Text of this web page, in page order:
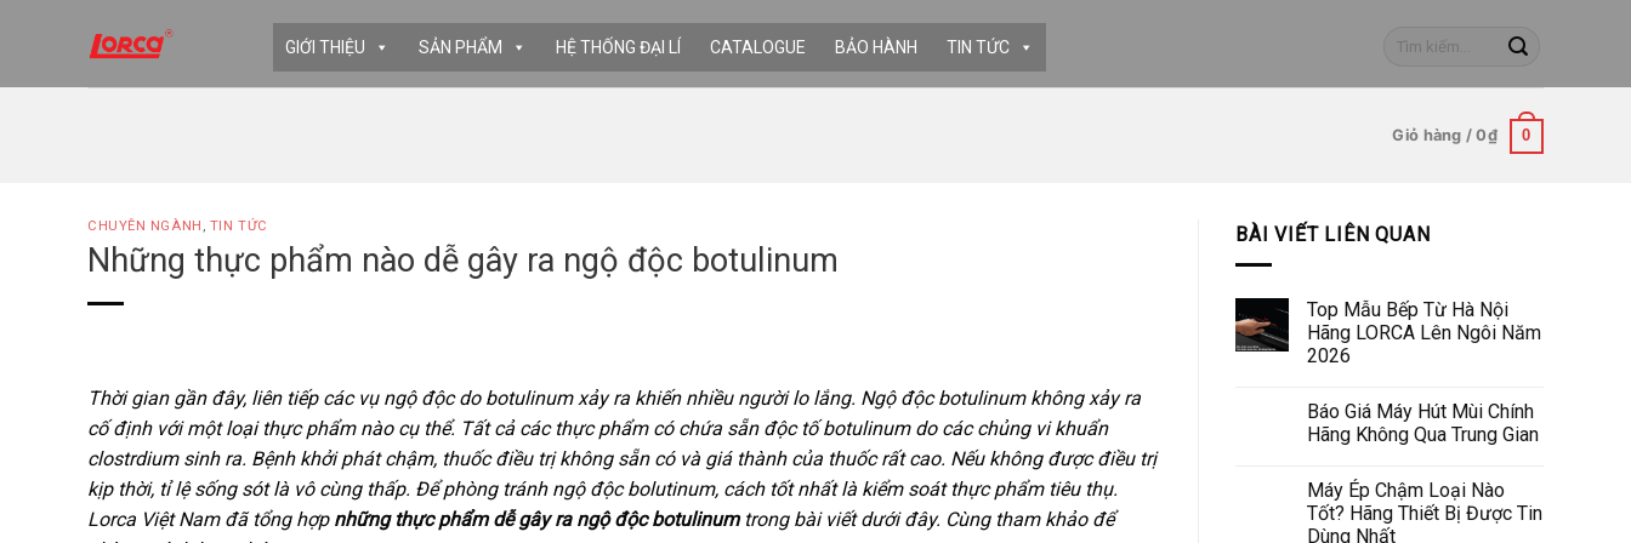
GIỚI THIỆU SẢN PHẨM HỆ THỐNG ĐẠI LÍ CATALOGUE BẢO HÀNH TIN TỨC
Tìm
Giỏ hàng /0₫ 0
CHUYÊN NGÀNH , TIN TỨC
Những thực phẩm nào dễ gây ra ngộ độc botulinum
Thời gian gần đây, liên tiếp các vụ ngộ độc do botulinum xảy ra khiến nhiều người lo lắng. Ngộ độc botulinum không xảy ra
cố định với một loại thực phẩm nào cụ thể. Tất cả các thực phẩm có chứa sẵn độc tố botulinum do các chủng vi khuẩn
clostrdium sinh ra. Bệnh khởi phát chậm, thuốc điều trị không sẵn có và giá thành của thuốc rất cao. Nếu không được điều trị
kịp thời, tỉ lệ sống sót là vô cùng thấp. Để phòng tránh ngộ độc bolutinum, cách tốt nhất là kiểm soát thực phẩm tiêu thụ.
Lorca Việt Nam đã tổng hợp những thực phẩm dễ gây ra ngộ độc botulinumtrong bài viết dưới đây. Cùng tham khảo để
BÀI VIẾT LIÊN QUAN
Top Mẫu Bếp Từ Hà Nội
Hãng LORCA Lên Ngôi Năm
2026
Báo Giá Máy Hút Mùi Chính
Hãng Không Qua Trung Gian
Máy Ép Chậm Loại Nào
Tốt? Hãng Thiết Bị Được Tin
Dùng Nhất